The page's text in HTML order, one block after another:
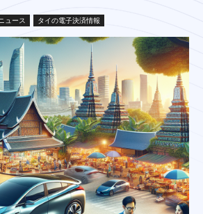
ュース タイの電子決済情報